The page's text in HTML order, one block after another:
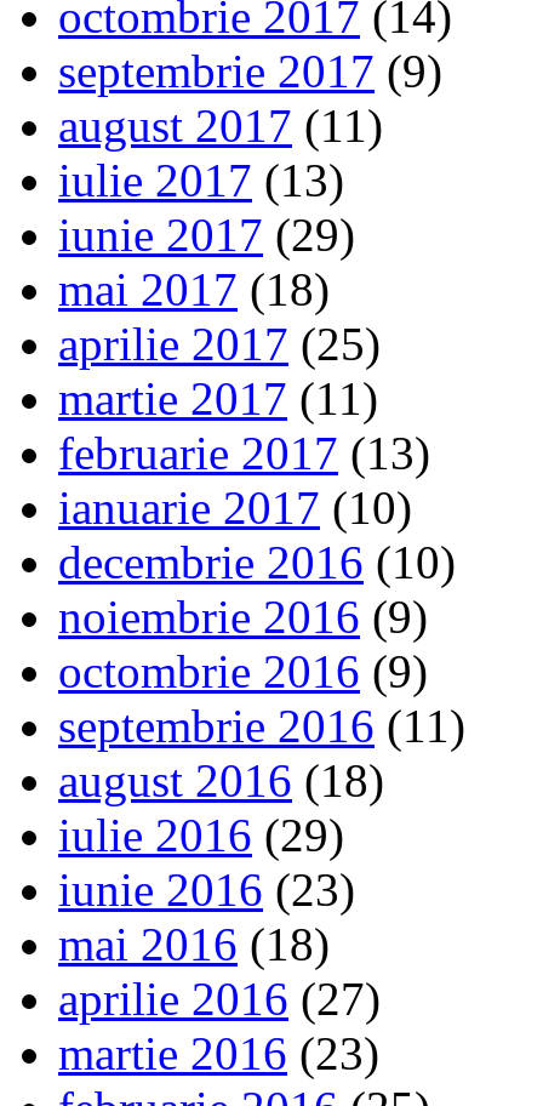
octombrie 2017 (14)
septembrie 2017 (9)
august 2017 (11)
iulie 2017 (13)
iunie 2017 (29)
mai 2017 (18)
aprilie 2017 (25)
martie 2017 (11)
februarie 2017 (13)
ianuarie 2017 (10)
decembrie 2016 (10)
noiembrie 2016 (9)
octombrie 2016 (9)
septembrie 2016 (11)
august 2016 (18)
iulie 2016 (29)
iunie 2016 (23)
mai 2016 (18)
aprilie 2016 (27)
martie 2016 (23)